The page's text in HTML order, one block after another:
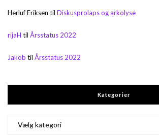
Herluf Eriksen til Diskusprolaps og arkolyse
rijaH til Årsstatus 2022
Jakob til Årsstatus 2022
Kategorier